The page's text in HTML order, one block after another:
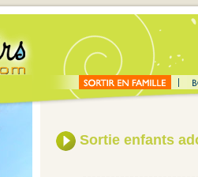
Sortie enfants